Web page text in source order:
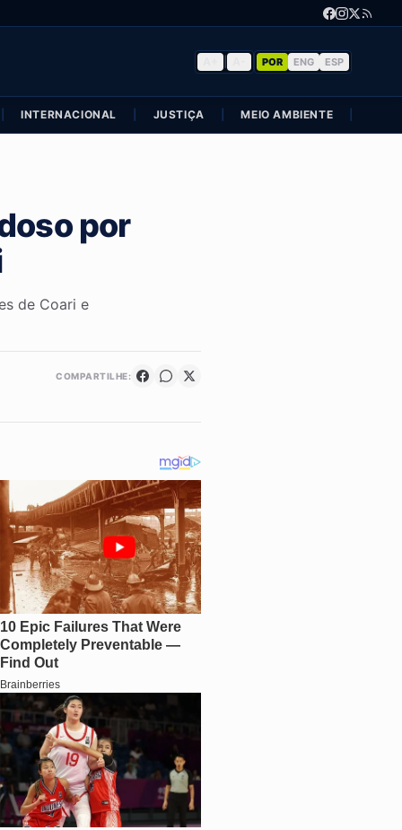
POR ENG ESP
INTERNACIONAL JUSTIÇA MEIO AMBIENTE
por
de Coari e
COMPARTILHE: